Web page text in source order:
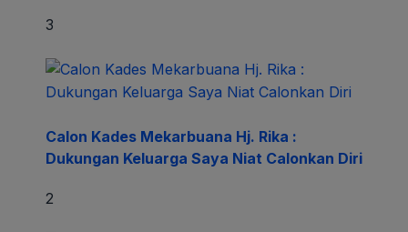
3
Calon Kades Mekarbuana Hj. Rika :
Dukungan Keluarga Saya Niat Calonkan Diri
2